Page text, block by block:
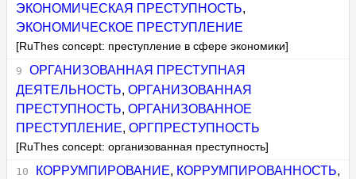
ЭКОНОМИЧЕСКАЯ ПРЕСТУПНОСТЬ,
ЭКОНОМИЧЕСКОЕ ПРЕСТУПЛЕНИЕ
[RuThes concept: преступление в сфере экономики]
ОРГАНИЗОВАННАЯ ПРЕСТУПНАЯ
ДЕЯТЕЛЬНОСТЬ,ОРГАНИЗОВАННАЯ
ПРЕСТУПНОСТЬ,ОРГАНИЗОВАННОЕ
ПРЕСТУПЛЕНИЕ,ОРГПРЕСТУПНОСТЬ
[RuThes concept: организованная преступность]
КОРРУМПИРОВАНИЕ, КОРРУМПИРОВАННОСТЬ,